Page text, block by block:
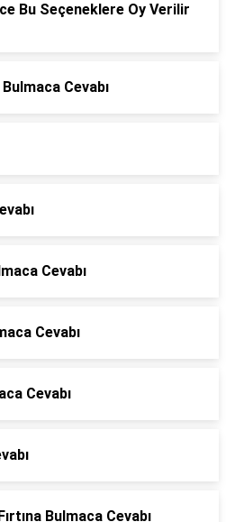
Bu Seçeneklere Oy Verilir
Cevabı
Cevabı
Cevabı
Cevabı
Bulmaca Cevabı